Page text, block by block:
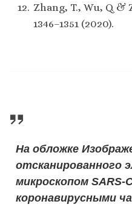
​Zhang, T., Wu, Q. &
1346–1351 (2020).
На обложке
отсканированного
микроскопом SARS-
коронавирусными